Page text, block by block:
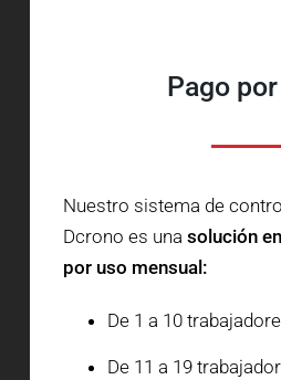
Pago
Nuestro sistema de
Dcrono es unasolución
por uso mensual:
De 1 a 10
De 11 a 19